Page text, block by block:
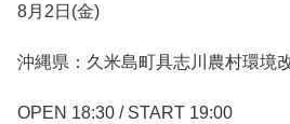
8⽉2⽇(金)
沖縄県：久米島町具志川農村環境
OPEN 18:30 / START 19:00